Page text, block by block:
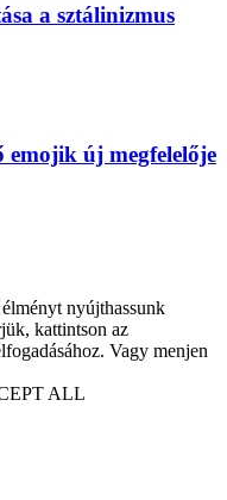
a sztálinizmus
emojik új megfelelője
nyújthassunk
kattintson az
Vagy menjen
ALL